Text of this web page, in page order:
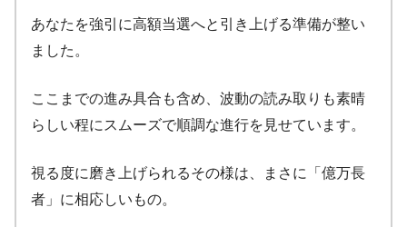
あなたを強引に高額当選へと引き上げる準備が整い
ました。
ここまでの進み具合も含め、波動の読み取りも素晴
らしい程にスムーズで順調な進行を見せています。
視る度に磨き上げられるその様は、まさに「億万長
者」に相応しいもの。